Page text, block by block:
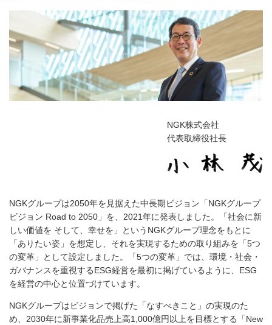
NGK株式会社
代表取締役社長
NGKグループは2050年を見据えた中長期ビジョン「NGKグループ
ビジョン Road to 2050」を、2021年に発表しました。「社会に新
しい価値を そして、幸せを」というNGKグループ理念をもとに
「ありたい姿」を想定し、それを実現するための取り組みを「5つ
の変革」として設定しました。「5つの変革」では、環境・社会・
ガバナンスを重視するESG経営を最初に掲げているように、ESG
を経営の中心と位置づけています。
NGKグループはビジョンで掲げた「なすべきこと」の実現のた
め、2030年に新事業化品売上高1,000億円以上を目標とする「New